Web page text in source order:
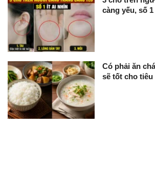
càng yếu, số
Có phải ăn
sẽ tốt cho